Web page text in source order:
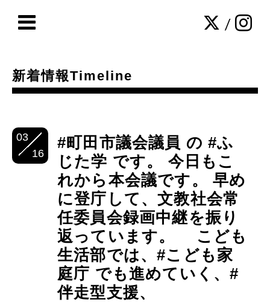
/
新着情報Timeline
03
16
#町田市議会議員 の #ふ
じた学 です。 今日もこ
れから本会議です。 早め
に登庁して、文教社会常
任委員会録画中継を振り
返っています。 こども
生活部では、#こども家
庭庁 でも進めていく、#
伴走型支援、